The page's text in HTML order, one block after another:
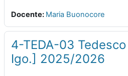
Docente: Maria Buonocore
4-TEDA-03
Igo.] 2025/2026